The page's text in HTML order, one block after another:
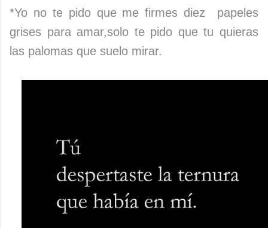
*Yo no te pido que me firmes diez papeles
grises para amar,solo te pido que tu quieras
las palomas que suelo mirar.